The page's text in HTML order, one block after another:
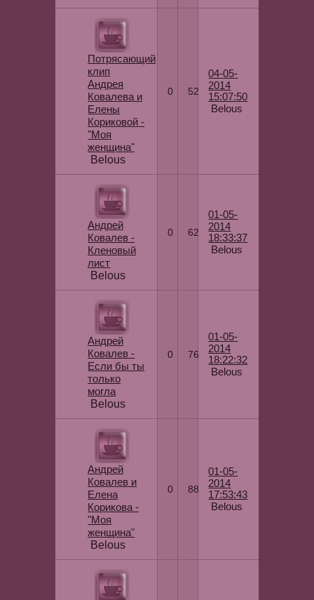
Потрясающий
клип
Андрея
Ковалева и
Елены
Кориковой -
"Моя
женщина"
Belous
0 52
04-05-
2014
15:07:50
Belous
Андрей
Ковалев -
Кленовый
лист
Belous
0 62
01-05-
2014
18:33:37
Belous
Андрей
Ковалев -
Если бы ты
только
могла
Belous
0 76
01-05-
2014
18:22:32
Belous
Андрей
Ковалев и
Елена
Корикова -
"Моя
женщина"
Belous
0 88
01-05-
2014
17:53:43
Belous